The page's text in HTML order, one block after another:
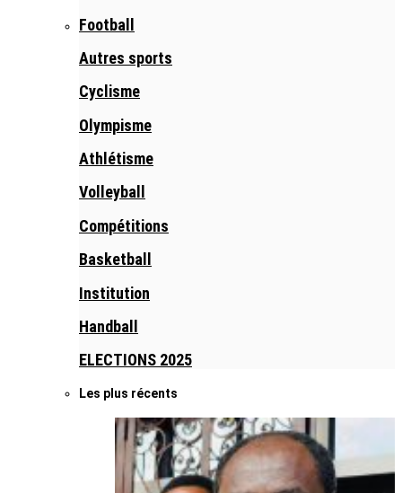
Football
Autres sports
Cyclisme
Olympisme
Athlétisme
Volleyball
Compétitions
Basketball
Institution
Handball
ELECTIONS 2025
Les plus récents